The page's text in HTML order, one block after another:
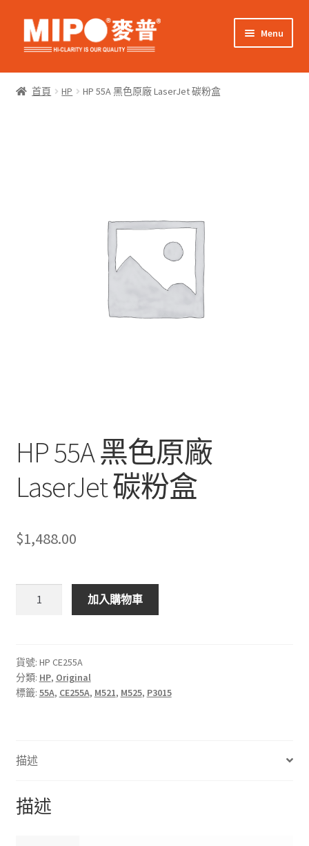
Skip
to
Skip
to
Menu
網上購物
首頁 HP HP 55A 黑色原廠 LaserJet 碳粉盒
HP 55A 黑色原廠
LaserJet 碳粉盒
$1,488.00
原
廠
LaserJet
數
加入購物車
貨號: HP CE255A
分類: HP, Original
標籤: 55A, CE255A, M521, M525, P3015
描述
描述